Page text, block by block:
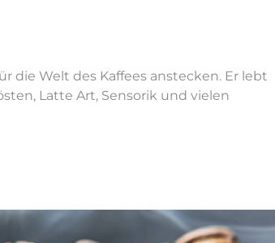
die Welt des Kaffees anstecken. Er lebt
Latte Art, Sensorik und vielen